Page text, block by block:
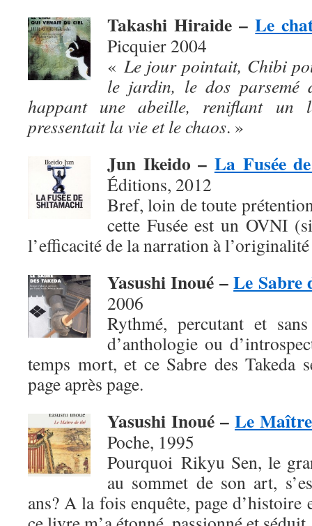
Takashi Hiraide –Le
Picquier 2004
« Le jour pointait, Chibi
le jardin, le dos parsemé
happant une abeille, reniflant un
pressentait la vie et le chaos. »
Jun Ikeido – La Fusée
Éditions, 2012
Bref, loin de toute
cette Fusée est un OVNI
l’efficacité de la narration à
Yasushi Inoué –Le Sabre
2006
Rythmé, percutant et
d’anthologie ou
temps mort, et ce Sabre des Takeda
page après page.
Yasushi Inoué – Le
Poche, 1995
Pourquoi Rikyu Sen, le
au sommet de son art,
ans? A la fois enquête, page